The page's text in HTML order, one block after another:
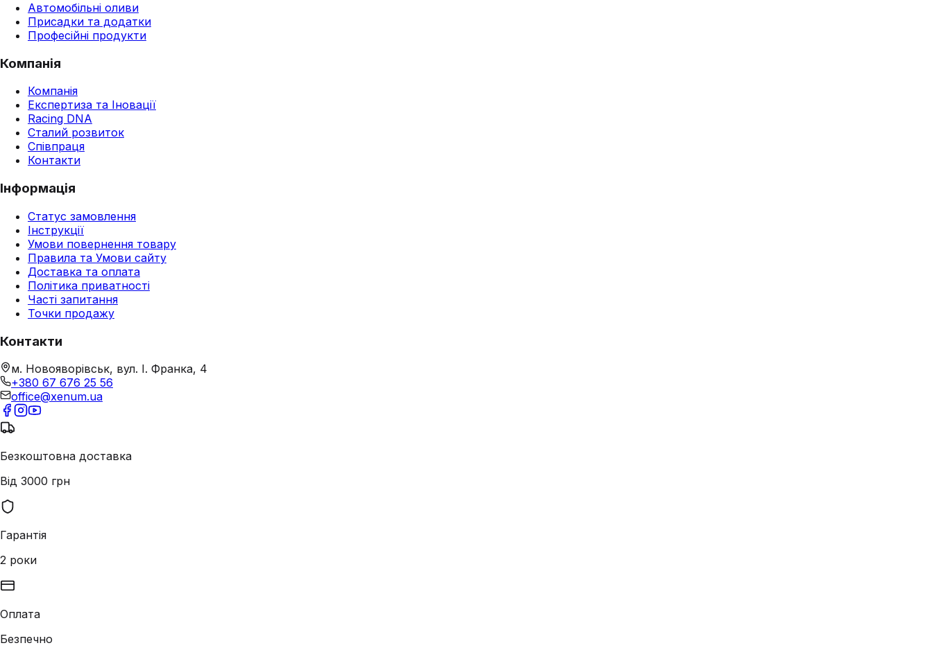
Автомобільні оливи
Присадки та додатки
Професійні продукти
Компанія
Компанія
Експертиза та Іновації
Racing DNA
Сталий розвиток
Співпраця
Контакти
Інформація
Статус замовлення
Інструкції
Умови повернення товару
Правила та Умови сайту
Доставка та оплата
Політика приватності
Часті запитання
Точки продажу
Контакти
м. Новояворівськ, вул. І. Франка, 4
+380 67 676 25 56
office@xenum.ua
Безкоштовна доставка
Від 3000 грн
Гарантія
2 роки
Оплата
Безпечно